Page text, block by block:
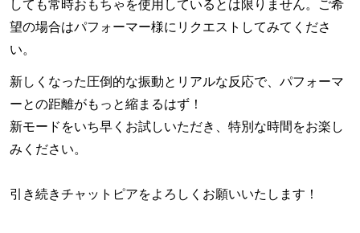
しても常時おもちゃを使用しているとは限りません。ご希
望の場合はパフォーマー様にリクエストしてみてくださ
い。
新しくなった圧倒的な振動とリアルな反応で、パフォーマ
ーとの距離がもっと縮まるはず！
新モードをいち早くお試しいただき、特別な時間をお楽し
みください。
引き続きチャットピアをよろしくお願いいたします！